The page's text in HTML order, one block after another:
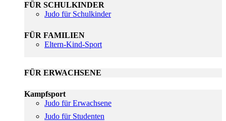
FÜR SCHULKINDER
Judo für Schulkinder
FÜR FAMILIEN
Eltern-Kind-Sport
FÜR ERWACHSENE
Kampfsport
Judo für Erwachsene
Judo für Studenten